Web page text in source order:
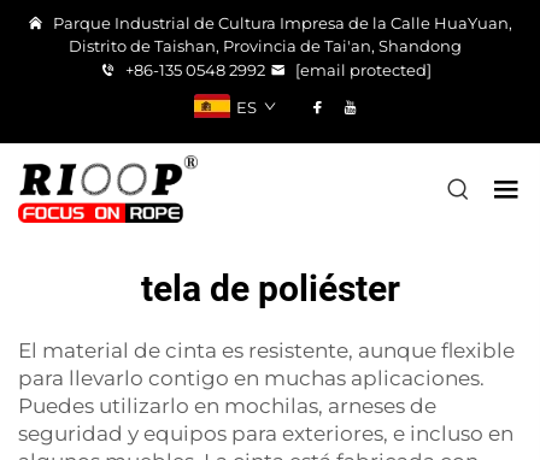
Parque Industrial de Cultura Impresa de la Calle HuaYuan,
Distrito de Taishan, Provincia de Tai'an, Shandong
+86-135 0548 2992
[email protected]
ES
tela de poliéster
El material de cinta es resistente, aunque flexible
para llevarlo contigo en muchas aplicaciones.
Puedes utilizarlo en mochilas, arneses de
seguridad y equipos para exteriores, e incluso en